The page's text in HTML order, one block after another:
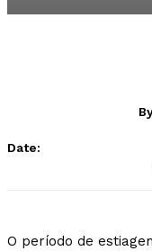
Date:
O período de